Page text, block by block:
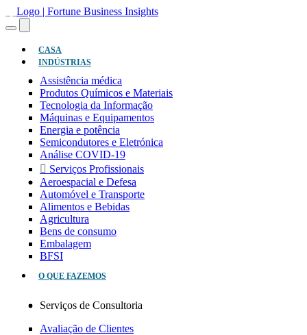
CASA
INDÚSTRIAS
Assistência médica
Produtos Químicos e Materiais
Tecnologia da Informação
Máquinas e Equipamentos
Energia e potência
Semicondutores e Eletrónica
Análise COVID-19
Serviços Profissionais
Aeroespacial e Defesa
Automóvel e Transporte
Alimentos e Bebidas
Agricultura
Bens de consumo
Embalagem
BFSI
O QUE FAZEMOS
Serviços de Consultoria
Avaliação de Clientes